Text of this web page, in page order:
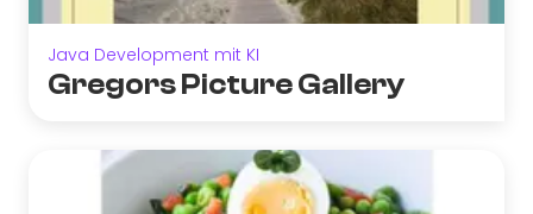
Java Development mit KI
Gregors Picture Gallery